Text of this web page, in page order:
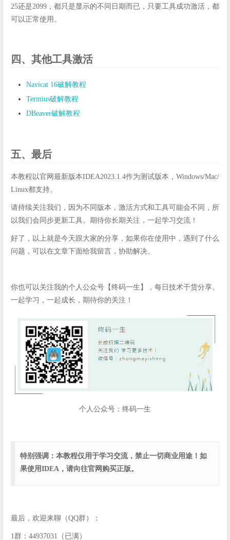
25还是2099，都只是显示的不同日期而已，只要工具成功激活，都
可以正常使用。
四、其他工具激活
Navicat 16破解教程
Termius破解教程
DBeaver破解教程
五、最后
本教程以官网最新版本IDEA2023.1.4作为测试版本，Windows/Mac/
Linux都支持。
请持续关注我们，因为不同版本，激活方式和工具可能会不同，所
以我们会同步更新工具。期待你长期关注，一起学习交流！
好了，以上就是今天跟大家的分享，如果你在使用中，遇到了什么
问题，可以在文章下面给我留言，协助解决。
你也可以关注我的个人公众号【终码一生】，每日技术干货分享。
一起学习，一起成长，期待你的关注！
个人公众号：终码一生
特别强调：本教程仅用于学习交流，禁止一切商业用途！如
果使用IDEA，请向往官网购买正版。
最后，欢迎来聊（QQ群）：
1群：44937031（已满）